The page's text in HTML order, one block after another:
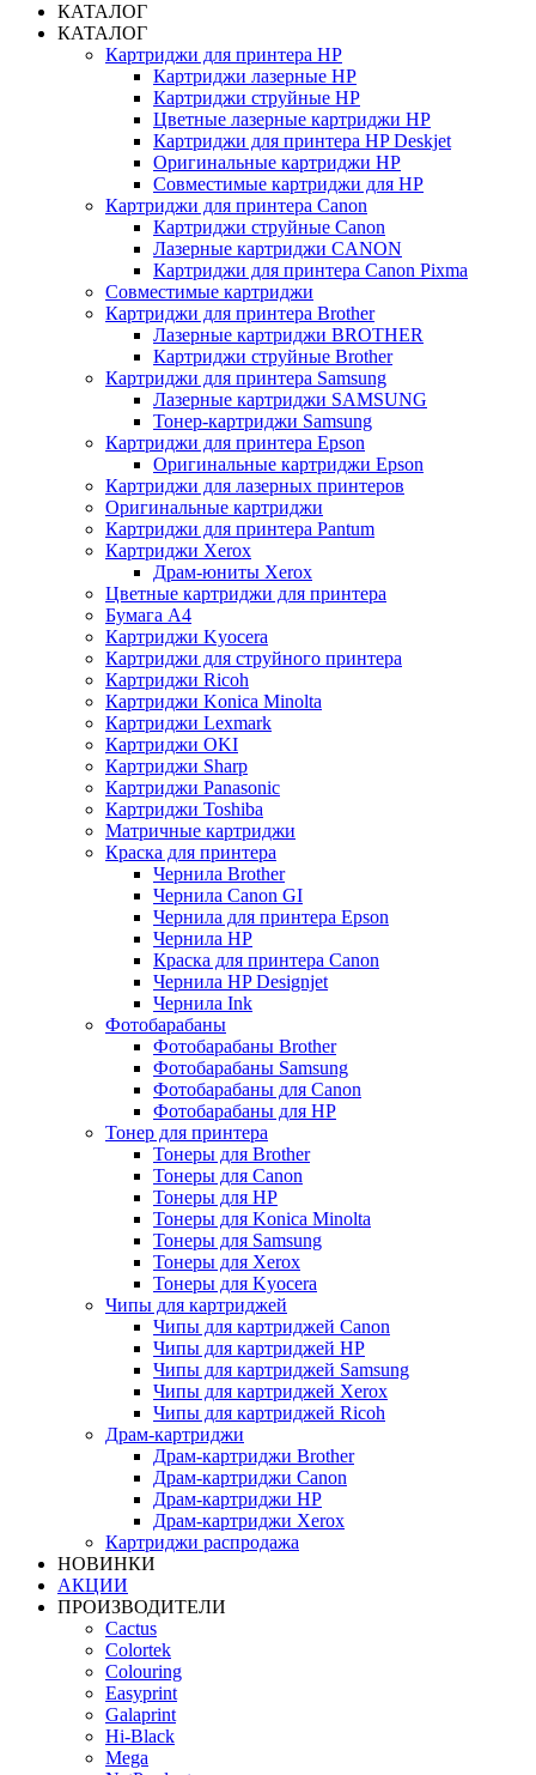
КАТАЛОГ
КАТАЛОГ
Картриджи для принтера HP
Картриджи лазерные HP
Картриджи струйные HP
Цветные лазерные картриджи HP
Картриджи для принтера HP Deskjet
Оригинальные картриджи HP
Совместимые картриджи для HP
Картриджи для принтера Canon
Картриджи струйные Canon
Лазерные картриджи CANON
Картриджи для принтера Canon Pixma
Совместимые картриджи
Картриджи для принтера Brother
Лазерные картриджи BROTHER
Картриджи струйные Brother
Картриджи для принтера Samsung
Лазерные картриджи SAMSUNG
Тонер-картриджи Samsung
Картриджи для принтера Epson
Оригинальные картриджи Epson
Картриджи для лазерных принтеров
Оригинальные картриджи
Картриджи для принтера Pantum
Картриджи Xerox
Драм-юниты Xerox
Цветные картриджи для принтера
Бумага А4
Картриджи Kyocera
Картриджи для струйного принтера
Картриджи Ricoh
Картриджи Konica Minolta
Картриджи Lexmark
Картриджи OKI
Картриджи Sharp
Картриджи Panasonic
Картриджи Toshiba
Матричные картриджи
Краска для принтера
Чернила Brother
Чернила Canon GI
Чернила для принтера Epson
Чернила HP
Краска для принтера Canon
Чернила HP Designjet
Чернила Ink
Фотобарабаны
Фотобарабаны Brother
Фотобарабаны Samsung
Фотобарабаны для Canon
Фотобарабаны для HP
Тонер для принтера
Тонеры для Brother
Тонеры для Canon
Тонеры для HP
Тонеры для Konica Minolta
Тонеры для Samsung
Тонеры для Xerox
Тонеры для Kyocera
Чипы для картриджей
Чипы для картриджей Canon
Чипы для картриджей HP
Чипы для картриджей Samsung
Чипы для картриджей Xerox
Чипы для картриджей Ricoh
Драм-картриджи
Драм-картриджи Brother
Драм-картриджи Canon
Драм-картриджи HP
Драм-картриджи Xerox
Картриджи распродажа
НОВИНКИ
АКЦИИ
ПРОИЗВОДИТЕЛИ
Cactus
Colortek
Colouring
Easyprint
Galaprint
Hi-Black
Mega